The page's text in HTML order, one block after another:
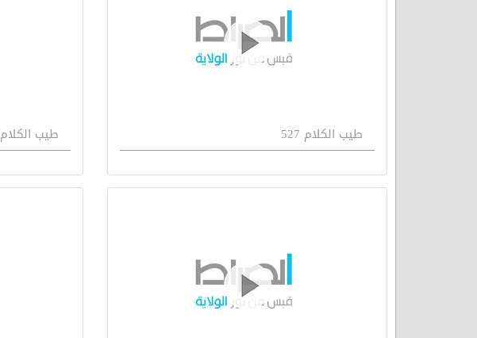
طيب الكلام 527 طيب الكلام 526